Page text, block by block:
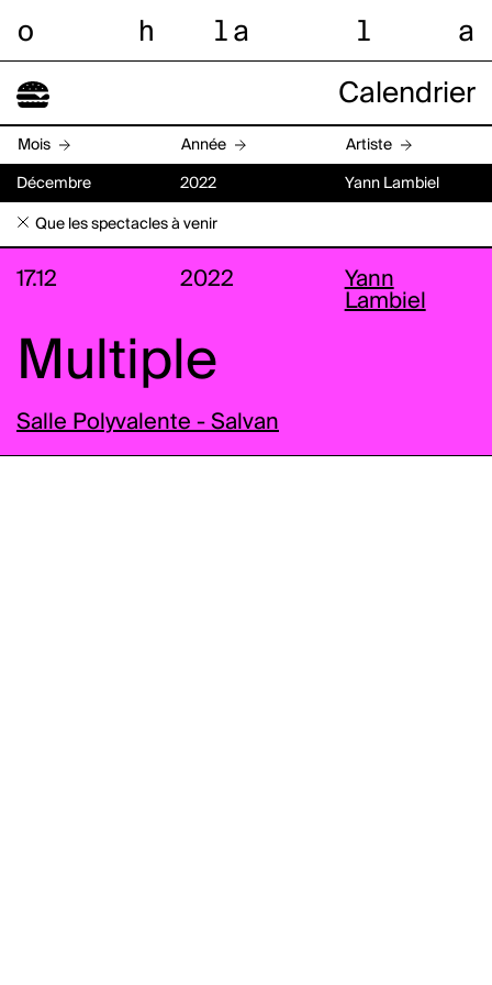
o h l a l a
Calendrier
Mois Année Artiste
Décembre 2022 Yann Lambiel
Que les spectacles à venir
17.12 2022
Yann
Lambiel
Multiple
Salle Polyvalente - Salvan